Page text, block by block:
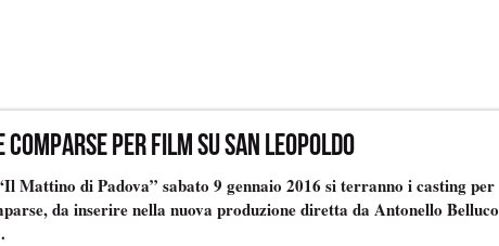
per film su San Leopoldo
Mattino di Padova” sabato 9 gennaio 2016 si terranno i casting per
da inserire nella nuova produzione diretta da Antonello Belluco